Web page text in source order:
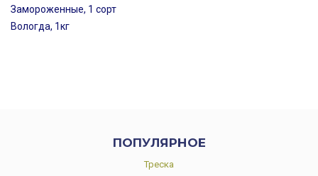
Замороженные, 1 сорт
Вологда, 1кг
ПОПУЛЯРНОЕ
Треска